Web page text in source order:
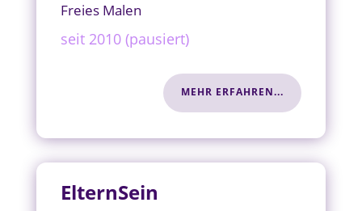
Freies Malen
seit 2010 (pausiert)
MEHR ERFAHREN...
ElternSein